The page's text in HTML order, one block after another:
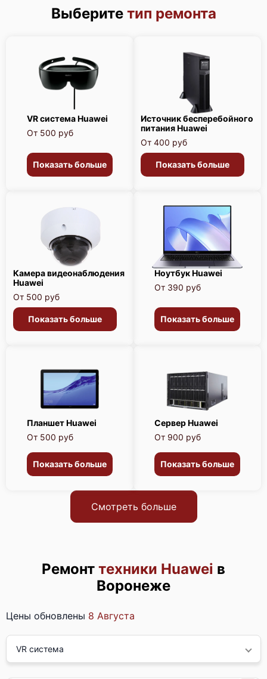
Выберите тип ремонта
VR система Huawei
От 500 руб
Показать больше
Источник бесперебойного
питания Huawei
От 400 руб
Показать больше
Камера видеонаблюдения
Huawei
От 500 руб
Показать больше
Ноутбук Huawei
От 390 руб
Показать больше
Планшет Huawei
От 500 руб
Показать больше
Сервер Huawei
От 900 руб
Показать больше
Смотреть больше
Ремонт техники Huawei в
Воронеже
Цены обновлены 8 Августа
VR система